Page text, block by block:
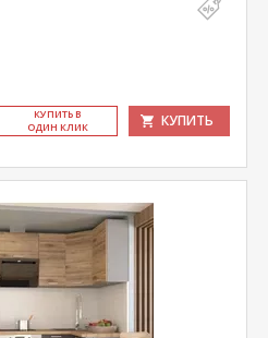
КУ­ПИТЬ В
ОДИН КЛИК
КУПИТЬ